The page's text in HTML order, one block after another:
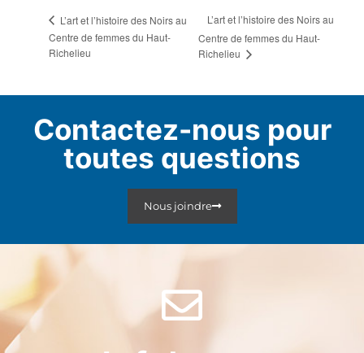
L’art et l’histoire des Noirs au
Centre de femmes du Haut-
Richelieu
L’art et l’histoire des Noirs au
Centre de femmes du Haut-
Richelieu
Contactez-nous pour
toutes questions
Nous joindre